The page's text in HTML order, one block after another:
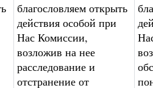
благословляем открыть
действия особой при
Нас Комиссии,
возложив на нее
расследование и
отстранение от